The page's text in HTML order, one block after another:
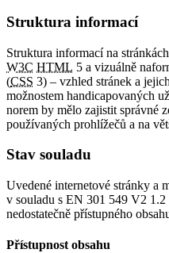
Struktura informací
Struktura informací na
W3C HTML 5 a vizuálně
(CSS 3) – vzhled stránek a
možnostem handicapovaných
norem by mělo zajistit správné
používaných prohlížečů a na
Stav souladu
Uvedené internetové stránky a
v souladu s EN 301 549 V2 1.2
nedostatečně přístupného
Přístupnost obsahu